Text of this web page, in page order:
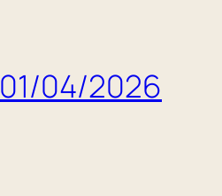
01/04/2026